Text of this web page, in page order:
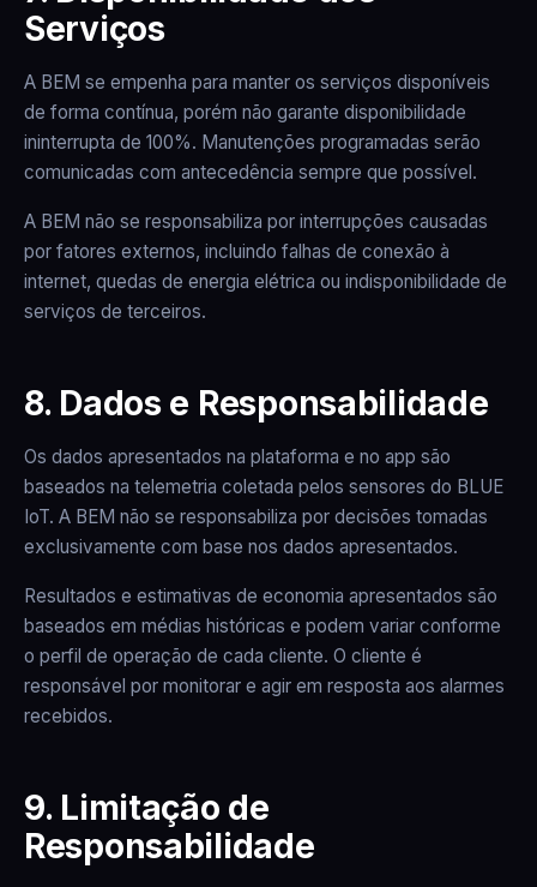
Serviços
A BEM se empenha para manter os serviços disponíveis
de forma contínua, porém não garante disponibilidade
ininterrupta de 100%. Manutenções programadas serão
comunicadas com antecedência sempre que possível.
A BEM não se responsabiliza por interrupções causadas
por fatores externos, incluindo falhas de conexão à
internet, quedas de energia elétrica ou indisponibilidade de
serviços de terceiros.
8. Dados e Responsabilidade
Os dados apresentados na plataforma e no app são
baseados na telemetria coletada pelos sensores do BLUE
IoT. A BEM não se responsabiliza por decisões tomadas
exclusivamente com base nos dados apresentados.
Resultados e estimativas de economia apresentados são
baseados em médias históricas e podem variar conforme
o perfil de operação de cada cliente. O cliente é
responsável por monitorar e agir em resposta aos alarmes
recebidos.
9. Limitação de
Responsabilidade